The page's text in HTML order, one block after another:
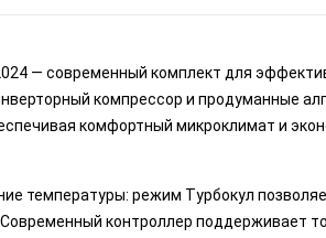
— современный комплект для
компрессор и продуманные
комфортный микроклимат и
температуры: режим Турбокул
контроллер поддерживает